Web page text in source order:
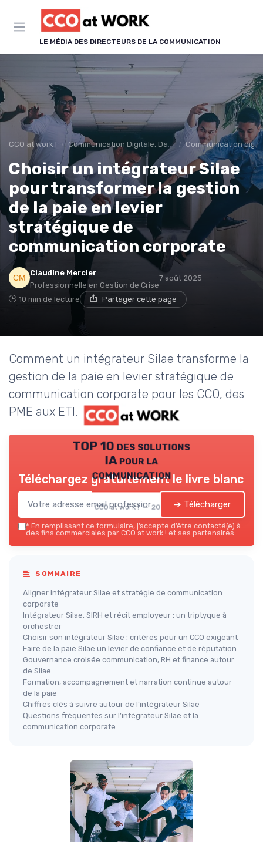
LE MÉDIA DES DIRECTEURS DE LA COMMUNICATION
CCO at work ! Communication Digitale, Data & IA Communication
Choisir un intégrateur Silae
pour transformer la gestion
de la paie en levier
stratégique de
communication corporate
Claudine Mercier
Professionnelle en Gestion de Crise
7 août 2025
10 min de lecture Partager cette page
Comment un intégrateur Silae transforme la
gestion de la paie en levier stratégique de
communication corporate pour les CCO, des
PME aux ETI.
TOP 10 des solutions
IA pour la
communication
CCO at work ! — 2026
Téléchargez gratuitement le livre blanc
➔ Télécharger
* En remplissant ce formulaire, j’accepte d’être contacté(e) à
des fins commerciales par CCO at work ! et ses partenaires.
SOMMAIRE
Aligner intégrateur Silae et stratégie de communication
corporate
Intégrateur Silae, SIRH et récit employeur : un triptyque à
orchestrer
Choisir son intégrateur Silae : critères pour un CCO exigeant
Faire de la paie Silae un levier de confiance et de réputation
Gouvernance croisée communication, RH et finance autour
de Silae
Formation, accompagnement et narration continue autour
de la paie
Chiffres clés à suivre autour de l’intégrateur Silae
Questions fréquentes sur l’intégrateur Silae et la
communication corporate
Panneau de gestion des cookies